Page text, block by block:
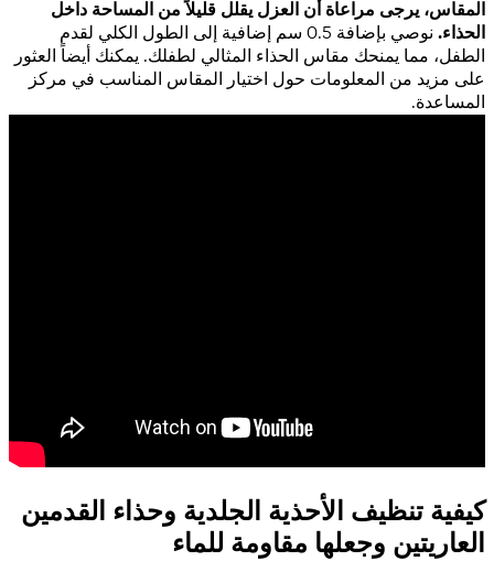
المقاس، يرجى مراعاة أن العزل يقلل قليلاً من المساحة داخل
الحذاء.
نوصي بإضافة 0.5 سم إضافية إلى الطول الكلي لقدم
الطفل، مما يمنحك مقاس الحذاء المثالي لطفلك. يمكنك أيضاً العثور
على مزيد من المعلومات حول اختيار المقاس المناسب في مركز
المساعدة.
كيفية تنظيف الأحذية الجلدية وحذاء القدمين
العاريتين وجعلها مقاومة للماء